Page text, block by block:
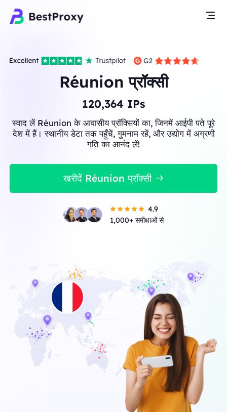
Réunion प्रॉक्सी
120,364IPs
स्वाद लें Réunion के आवासीय प्रॉक्सियों का, जिनमें आईपी पते पूरे
देश में हैं। स्थानीय डेटा तक पहुँचें, गुमनाम रहें, और उद्योग में अग्रणी
गति का आनंद लें!
खरीदें Réunion प्रॉक्सी
4.9
1,000+ समीक्षाओं से